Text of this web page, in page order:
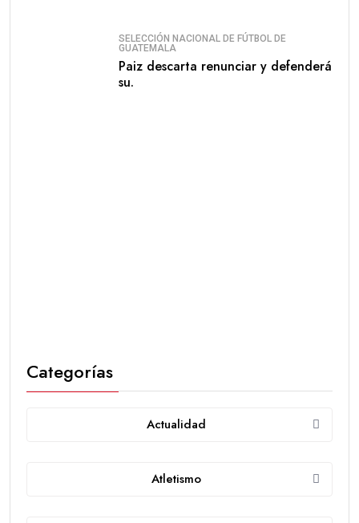
SELECCIÓN NACIONAL DE FÚTBOL DE
GUATEMALA
Paiz descarta renunciar y defenderá
su.
Categorías
Actualidad
Atletismo